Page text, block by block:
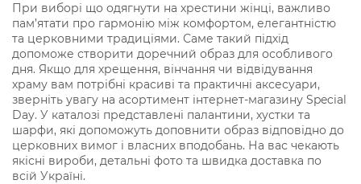
При виборі що одягнути на хрестини жінці, важливо
пам’ятати про гармонію між комфортом, елегантністю
та церковними традиціями. Саме такий підхід
допоможе створити доречний образ для особливого
дня. Якщо для хрещення, вінчання чи відвідування
храму вам потрібні красиві та практичні аксесуари,
зверніть увагу на асортимент інтернет-магазину Special
Day. У каталозі представлені палантини, хустки та
шарфи, які допоможуть доповнити образ відповідно до
церковних вимог і власних вподобань. На вас чекають
якісні вироби, детальні фото та швидка доставка по
всій Україні.